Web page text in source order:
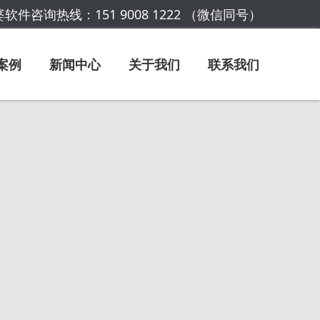
软件咨询热线：151 9008 1222 （微信同号）
例 新闻中心 关于我们 联系我们